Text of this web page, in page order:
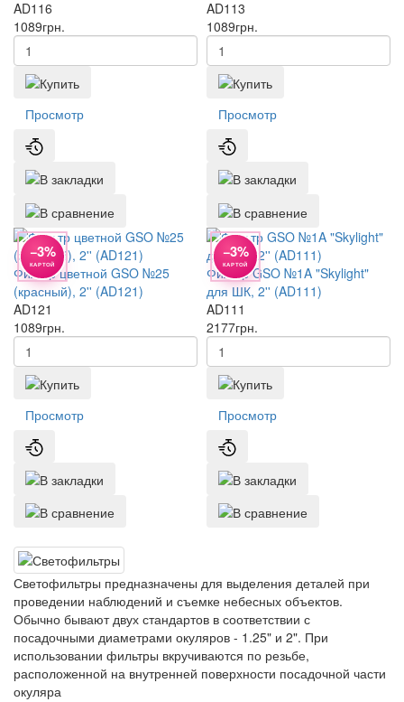
AD116
1089грн.
Просмотр
AD113
1089грн.
Просмотр
−3%
КАРТОЙ
Фильтр цветной GSO №25
(красный), 2'' (AD121)
AD121
1089грн.
Просмотр
−3%
КАРТОЙ
Фильтр GSO №1A "Skylight"
для ШК, 2'' (AD111)
AD111
2177грн.
Просмотр
Светофильтры предназначены для выделения деталей при
проведении наблюдений и съемке небесных объектов.
Обычно бывают двух стандартов в соответствии с
посадочными диаметрами окуляров - 1.25" и 2". При
использовании фильтры вкручиваются по резьбе,
расположенной на внутренней поверхности посадочной части
окуляра